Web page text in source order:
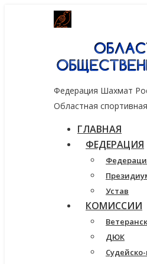
Федерация Шахмат
Областная
ГЛАВНАЯ
ФЕДЕРАЦИЯ
Устав
КОМИССИИ
ДЮК